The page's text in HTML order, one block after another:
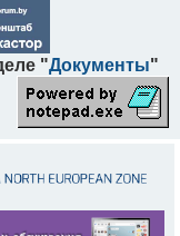
"Документы"